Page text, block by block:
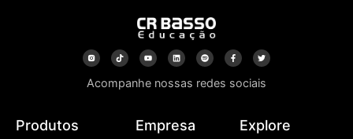
Acompanhe nossas redes sociais
Produtos Empresa Explore